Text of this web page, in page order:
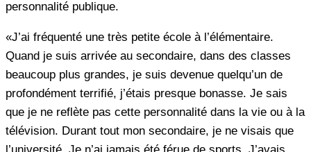
personnalité publique.
«J’ai fréquenté une très petite école à l’élémentaire.
Quand je suis arrivée au secondaire, dans des classes
beaucoup plus grandes, je suis devenue quelqu’un de
profondément terrifié, j’étais presque bonasse. Je sais
que je ne reflète pas cette personnalité dans la vie ou à la
télévision. Durant tout mon secondaire, je ne visais que